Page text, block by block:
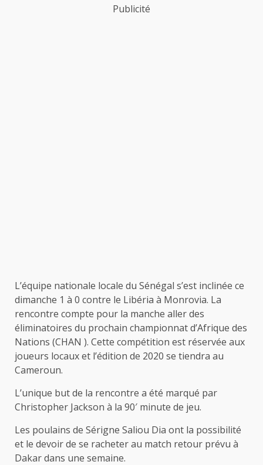
Publicité
L’équipe nationale locale du Sénégal s’est inclinée ce
dimanche 1 à 0 contre le Libéria à Monrovia. La
rencontre compte pour la manche aller des
éliminatoires du prochain championnat d’Afrique des
Nations (CHAN ). Cette compétition est réservée aux
joueurs locaux et l’édition de 2020 se tiendra au
Cameroun.
L’unique but de la rencontre a été marqué par
Christopher Jackson à la 90′ minute de jeu.
Les poulains de Sérigne Saliou Dia ont la possibilité
et le devoir de se racheter au match retour prévu à
Dakar dans une semaine.